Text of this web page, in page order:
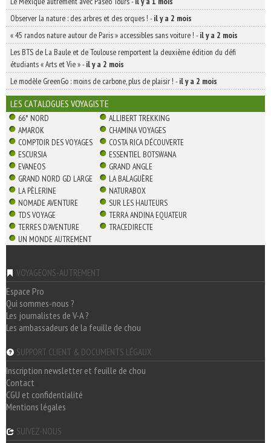
Observer la nature : des arbres et des orques ! -il y a 2 mois
« 45 randos nature autour de Paris » accessibles sans voiture ! -il y a 2 mois
Les BTS de La Baule et de Toulouse remportent la deuxième édition du défi
étudiants « Arts et Vie »-il y a 2 mois
Le modèle GreenGo : moins de carbone, plus de plaisir ! -il y a 2 mois
LES CATALOGUES VOYAGISTE
66° NORD
ALLIBERT TREKKING
AMAROK
CHAMINA VOYAGES
COMPTOIR DES VOYAGES
COSTA RICA DÉCOUVERTE
ESCURSIA
ESSENTIEL BOTSWANA
EVANEOS
GRAND ANGLE
GRAND NORD GD LARGE
LA BALAGUÈRE
LA PÈLERINE
NATURABOX
NOMADE AVENTURE
SUR LES HAUTEURS
TDS VOYAGE
TERRA ANDINA EQUATEUR
TERRES D'AVENTURE
TRACEDIRECTE
UN MONDE AUTREMENT
VOYAGEONS-AUTREMENT
Espace Pro
Qui sommes-nous ?
Les journalistes de V-A ?
Les ambassadeurs de la feuille de chou
SUPPORT CLIENT & DOCUMENTS LÉGAUX
Inscription newsletter et feuille de chou
Contact
CGU et confidentialité
Mentions légales
SUIVEZ-NOUS